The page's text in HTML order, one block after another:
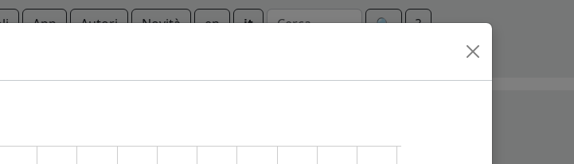
App Autori Novità en it 🔍︎ ?
di responsabilità-privacy e cookie